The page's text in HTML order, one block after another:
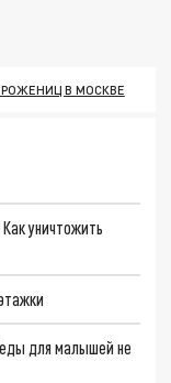
РОЖЕНИЦ В МОСКВЕ
уничтожить
для малышей не